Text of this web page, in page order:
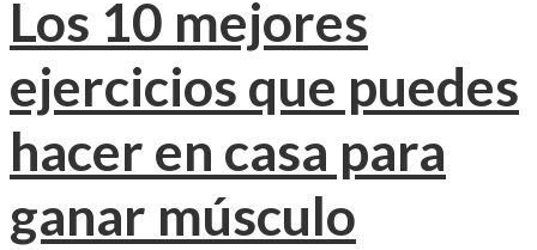
Los 10 mejores
ejercicios que puedes
hacer en casa para
ganar músculo